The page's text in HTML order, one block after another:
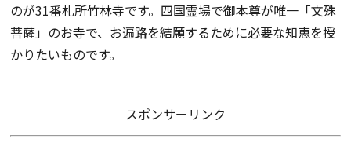
のが31番札所竹林寺です。四国霊場で御本尊が唯一「文殊
菩薩」のお寺で、お遍路を結願するために必要な知恵を授
かりたいものです。
スポンサーリンク